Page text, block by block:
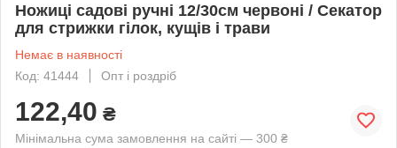
Ножиці садові ручні 12/30см червоні / Секатор
для стрижки гілок, кущів і трави
Немає в наявності
Код: 41444
Опт і роздріб
122,40 ₴
Мінімальна сума замовлення на сайті — 300 ₴